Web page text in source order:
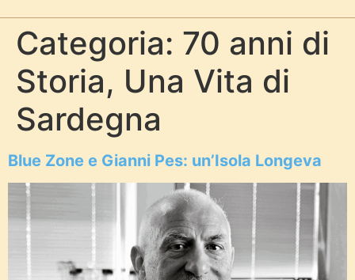
Categoria: 70 anni di
Storia, Una Vita di
Sardegna
Blue Zone e Gianni Pes: un’Isola Longeva